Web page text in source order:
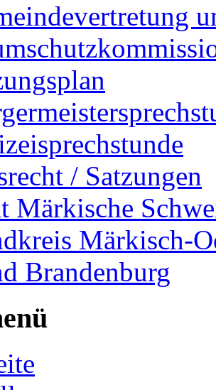
/ Satzungen
Märkische
Märkisch-
Brandenburg